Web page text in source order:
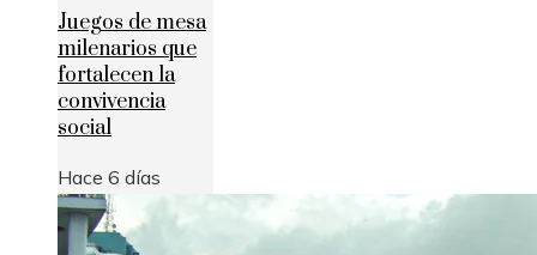
Juegos de mesa
milenarios que
fortalecen la
convivencia
social
Hace 6 días